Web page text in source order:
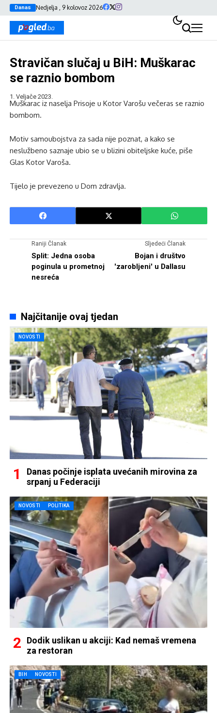
Danas Nedjelja , 9 kolovoz 2026
Stravičan slučaj u BiH: Muškarac
se raznio bombom
1. Veljače 2023.
Muškarac iz naselja Prisoje u Kotor Varošu večeras se raznio
bombom.
Motiv samoubojstva za sada nije poznat, a kako se
neslužbeno saznaje ubio se u blizini obiteljske kuće, piše
Glas Kotor Varoša.
Tijelo je prevezeno u Dom zdravlja.
Raniji Članak
Split: Jedna osoba
poginula u prometnoj
nesreća
Sljedeći Članak
Bojan i društvo
'zarobljeni' u Dallasu
Najčitanije ovaj tjedan
NOVOSTI
Danas počinje isplata uvećanih mirovina za
srpanj u Federaciji
NOVOSTI POLITIKA
Dodik uslikan u akciji: Kad nemaš vremena
za restoran
BIH NOVOSTI